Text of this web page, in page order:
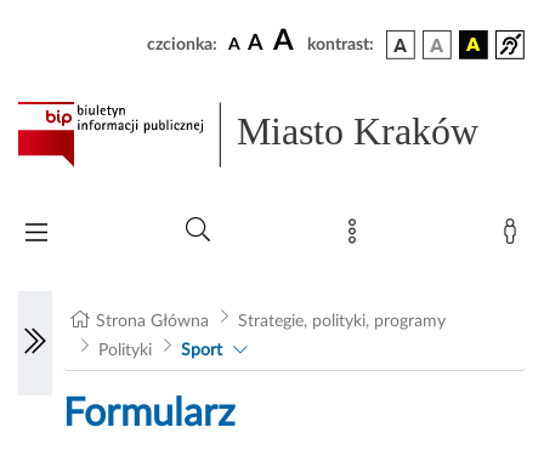
czcionka: A A A kontrast:
Miasto Kraków
Strona Główna
Strategie, polityki, programy
Polityki
Sport
Formularz